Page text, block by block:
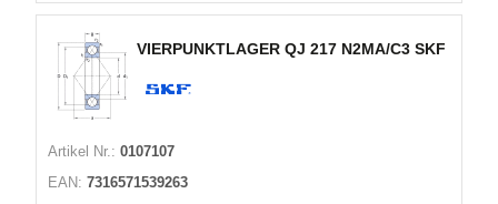
VIERPUNKTLAGER QJ 217 N2MA/C3 SKF
Artikel Nr.: 0107107
EAN: 7316571539263